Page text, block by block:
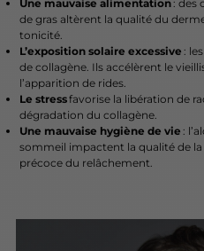
Une mauvaise alimentation: des
de gras altèrent la qualité du
tonicité.
L’exposition solaire excessive :
de collagène. Ils accélèrent le
l’apparition de rides.
Le stressfavorise la libération de
dégradation du collagène.
Une mauvaise hygiène de vie :
sommeil impactent la qualité de
précoce du relâchement.